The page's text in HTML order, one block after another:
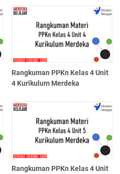
Rangkuman PPKn Kelas 4 Unit
4 Kurikulum Merdeka
Rangkuman PPKn Kelas 4 Unit